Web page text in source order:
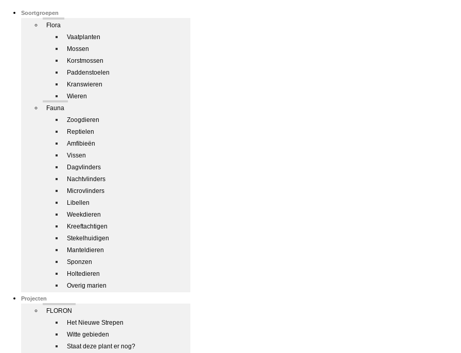
Soortgroepen
Flora
Vaatplanten
Mossen
Korstmossen
Paddenstoelen
Kranswieren
Wieren
Fauna
Zoogdieren
Reptielen
Amfibieën
Vissen
Dagvlinders
Nachtvlinders
Microvlinders
Libellen
Weekdieren
Kreeftachtigen
Stekelhuidigen
Manteldieren
Sponzen
Holtedieren
Overig marien
Projecten
FLORON
Het Nieuwe Strepen
Witte gebieden
Staat deze plant er nog?